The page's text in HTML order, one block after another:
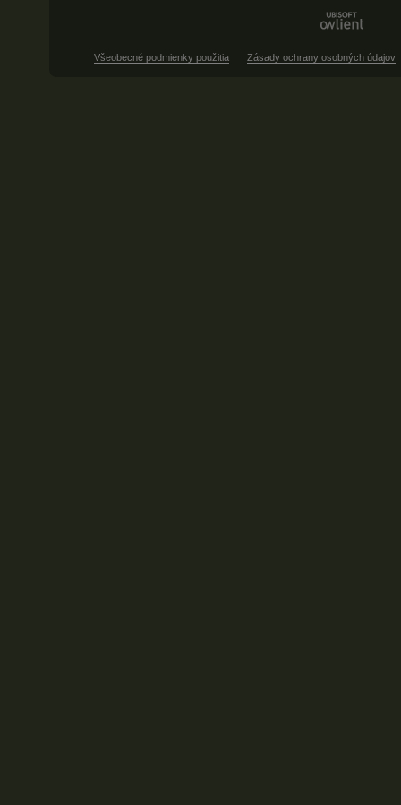
Všeobecné podmienky použitia Zásady ochrany osobných údajov